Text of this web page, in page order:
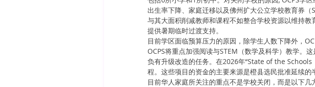
出生率下降、家庭迁移以及佛州扩大公立学校教育券
与其大面积削减教师和课程不如整合学校资源以维持
提供暑期临时过渡支持。
目前学区面临预算压力的原因，除学生人数下降外，
OCPS将重点加强阅读与STEM（数学及科学）教学。
负有升级改造的任务。在2026年“State of the Schools
程。这些项目的资金的主要来源是橙县选民批准延续的
目前华人家庭所关注的重点不是学校关闭，而是以下